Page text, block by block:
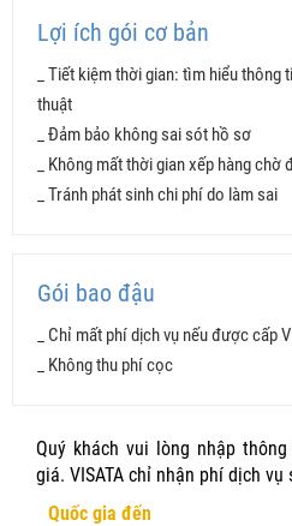
TIỆN ÍCH
Dịch thuật
Sắp xếp hồ sơ
Khắc phục hồ sơ yếu
Lợi ích gói cơ bản
_ Tiết kiệm thời gian: tìm hiểu
thuật
_ Đảm bảo không sai sót hồ sơ
_ Không mất thời gian xếp hàng chờ
_ Tránh phát sinh chi phí do làm sai
Gói bao đậu
_ Chỉ mất phí dịch vụ nếu được cấp
_ Không thu phí cọc
Quý khách vui lòng nhập
giá. VISATA chỉ nhận phí dịch
Quốc gia đến